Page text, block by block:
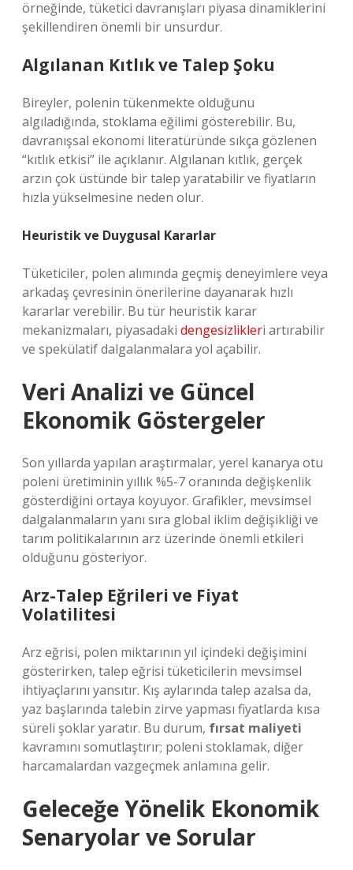
örneğinde, tüketici davranışları piyasa dinamiklerini
şekillendiren önemli bir unsurdur.
Algılanan Kıtlık ve Talep Şoku
Bireyler, polenin tükenmekte olduğunu
algıladığında, stoklama eğilimi gösterebilir. Bu,
davranışsal ekonomi literatüründe sıkça gözlenen
“kıtlık etkisi” ile açıklanır. Algılanan kıtlık, gerçek
arzın çok üstünde bir talep yaratabilir ve fiyatların
hızla yükselmesine neden olur.
Heuristik ve Duygusal Kararlar
Tüketiciler, polen alımında geçmiş deneyimlere veya
arkadaş çevresinin önerilerine dayanarak hızlı
kararlar verebilir. Bu tür heuristik karar
mekanizmaları, piyasadaki dengesizlikleri artırabilir
ve spekülatif dalgalanmalara yol açabilir.
Veri Analizi ve Güncel
Ekonomik Göstergeler
Son yıllarda yapılan araştırmalar, yerel kanarya otu
poleni üretiminin yıllık %5-7 oranında değişkenlik
gösterdiğini ortaya koyuyor. Grafikler, mevsimsel
dalgalanmaların yanı sıra global iklim değişikliği ve
tarım politikalarının arz üzerinde önemli etkileri
olduğunu gösteriyor.
Arz-Talep Eğrileri ve Fiyat
Volatilitesi
Arz eğrisi, polen miktarının yıl içindeki değişimini
gösterirken, talep eğrisi tüketicilerin mevsimsel
ihtiyaçlarını yansıtır. Kış aylarında talep azalsa da,
yaz başlarında talebin zirve yapması fiyatlarda kısa
süreli şoklar yaratır. Bu durum, fırsat maliyeti
kavramını somutlaştırır; poleni stoklamak, diğer
harcamalardan vazgeçmek anlamına gelir.
Geleceğe Yönelik Ekonomik
Senaryolar ve Sorular